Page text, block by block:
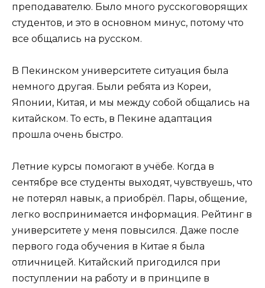
преподавателю. Было много русскоговорящих
студентов, и это в основном минус, потому что
все общались на русском.
В Пекинском университете ситуация была
немного другая. Были ребята из Кореи,
Японии, Китая, и мы между собой общались на
китайском. То есть, в Пекине адаптация
прошла очень быстро.
Летние курсы помогают в учёбе. Когда в
сентябре все студенты выходят, чувствуешь, что
не потерял навык, а приобрёл. Пары, общение,
легко воспринимается информация. Рейтинг в
университете у меня повысился. Даже после
первого года обучения в Китае я была
отличницей. Китайский пригодился при
поступлении на работу и в принципе в